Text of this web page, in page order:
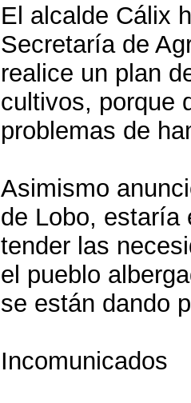
El alcalde Cálix
Secretaría de
realice un plan
cultivos, porque
problemas de
Asimismo
de Lobo, estaría
tender las
el pueblo
se están dando
Incomunicados